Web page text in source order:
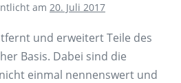
am 20. Juli 2017
und erweitert Teile des
Basis. Dabei sind die
einmal nennenswert und